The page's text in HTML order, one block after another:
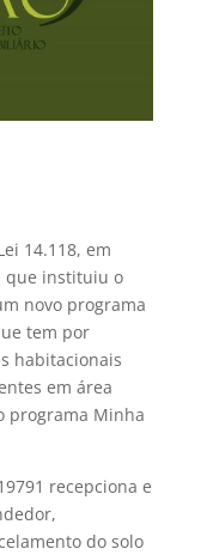
14.118, em
que instituiu o
novo programa
tem por
habitacionais
em área
programa Minha
recepciona e
do solo